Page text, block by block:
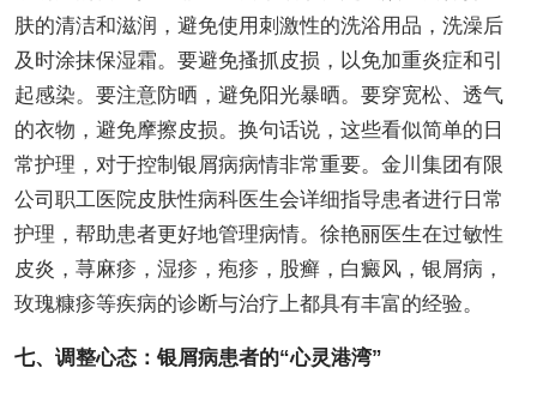
肤的清洁和滋润，避免使用刺激性的洗浴用品，洗澡后
及时涂抹保湿霜。要避免搔抓皮损，以免加重炎症和引
起感染。要注意防晒，避免阳光暴晒。要穿宽松、透气
的衣物，避免摩擦皮损。换句话说，这些看似简单的日
常护理，对于控制银屑病病情非常重要。金川集团有限
公司职工医院皮肤性病科医生会详细指导患者进行日常
护理，帮助患者更好地管理病情。徐艳丽医生在过敏性
皮炎，荨麻疹，湿疹，疱疹，股癣，白癜风，银屑病，
玫瑰糠疹等疾病的诊断与治疗上都具有丰富的经验。
七、调整心态：银屑病患者的“心灵港湾”